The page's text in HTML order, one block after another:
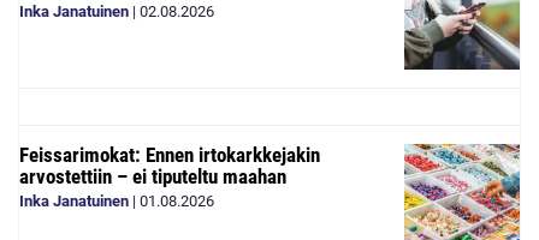
Inka Janatuinen | 02.08.2026
Feissarimokat: Ennen irtokarkkejakin
arvostettiin – ei tiputeltu maahan
Inka Janatuinen | 01.08.2026